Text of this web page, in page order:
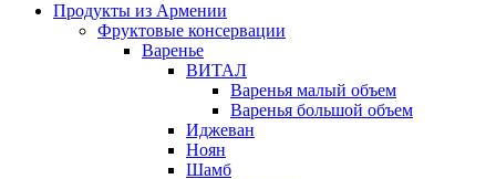
Продукты из Армении
Фруктовые консервации
Варенье
ВИТАЛ
Варенья малый объем
Варенья большой объем
Иджеван
Ноян
Шамб